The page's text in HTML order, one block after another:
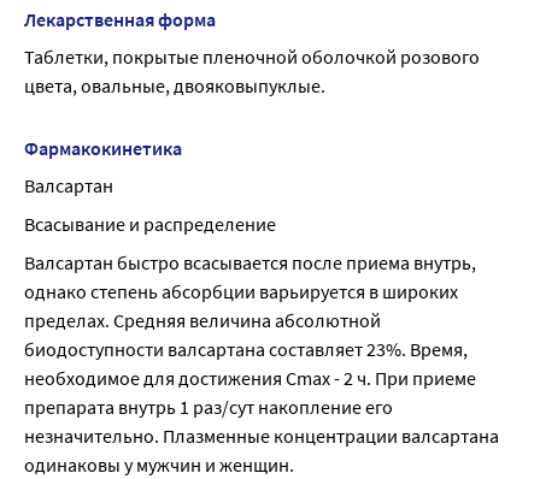
Лекарственная форма
Таблетки, покрытые пленочной оболочкой розового
цвета, овальные, двояковыпуклые.
Фармакокинетика
Валсартан
Всасывание и распределение
Валсартан быстро всасывается после приема внутрь,
однако степень абсорбции варьируется в широких
пределах. Средняя величина абсолютной
биодоступности валсартана составляет 23%. Время,
необходимое для достижения Сmах - 2 ч. При приеме
препарата внутрь 1 раз/сут накопление его
незначительно. Плазменные концентрации валсартана
одинаковы у мужчин и женщин.